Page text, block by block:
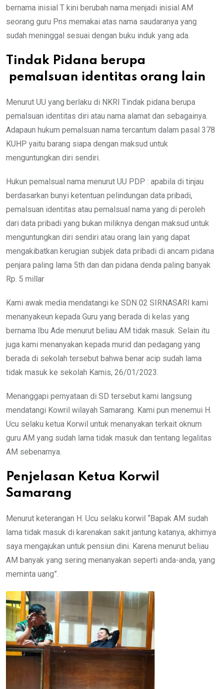
bernama inisial T kini berubah nama menjadi inisial AM
seorang guru Pns memakai atas nama saudaranya yang
sudah meninggal sesuai dengan buku induk yang ada.
Tindak Pidana berupa
pemalsuan identitas orang lain
Menurut UU yang berlaku di NKRI Tindak pidana berupa
pemalsuan identitas diri atau nama alamat dan sebagainya.
Adapaun hukum pemalsuan nama tercantum dalam pasal 378
KUHP yaitu barang siapa dengan maksud untuk
menguntungkan diri sendiri.
Hukun pemalsual nama menurut UU PDP : apabila di tinjau
berdasarkan bunyi ketentuan pelindungan data pribadi,
pemalsuan identitas atau pemalsual nama yang di peroleh
dari data pribadi yang bukan miliknya dengan maksud untuk
menguntungkan diri sendiri atau orang lain yang dapat
mengakibatkan kerugian subjek data pribadi di ancam pidana
penjara paling lama 5th dan dan pidana denda paling banyak
Rp. 5 millar
Kami awak media mendatangi ke SDN 02 SIRNASARI kami
menanyakeun kepada Guru yang berada di kelas yang
bernama Ibu Ade menurut beliau AM tidak masuk. Selain itu
juga kami menanyakan kepada murid dan pedagang yang
berada di sekolah tersebut bahwa benar acip sudah lama
tidak masuk ke sekolah Kamis, 26/01/2023.
Menanggapi pernyataan di SD tersebut kami langsung
mendatangi Kowril wilayah Samarang. Kami pun menemui H.
Ucu selaku ketua Korwil untuk menanyakan terkait oknum
guru AM yang sudah lama tidak masuk dan tentang legalitas
AM sebenarnya.
Penjelasan Ketua Korwil
Samarang
Menurut keterangan H. Ucu selaku korwil “Bapak AM sudah
lama tidak masuk di karenakan sakit jantung katanya, akhirnya
saya mengajukan untuk pensiun dini. Karena menurut beliau
AM banyak yang sering menanyakan seperti anda-anda, yang
meminta uang”.